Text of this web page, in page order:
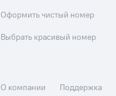
Оформить чистый номер
Выбрать красивый номер
О компании Поддержка